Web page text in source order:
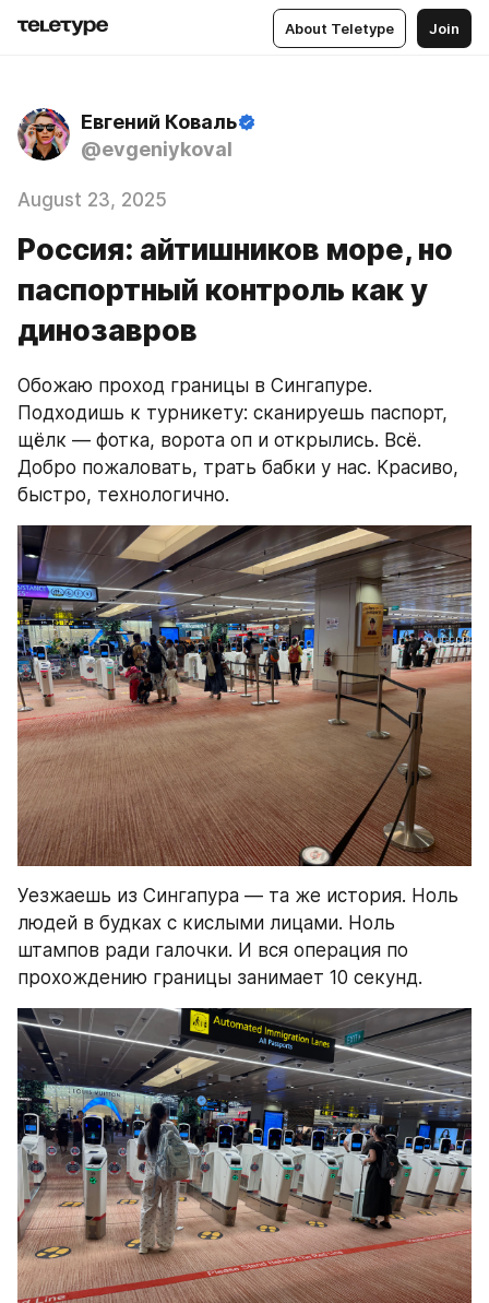
About Teletype Join
Евгений Коваль
@evgeniykoval
August 23, 2025
Россия: айтишников море, но
паспортный контроль как у
динозавров
Обожаю проход границы в Сингапуре.
Подходишь к турникету: сканируешь паспорт,
щёлк — фотка, ворота оп и открылись. Всё.
Добро пожаловать, трать бабки у нас. Красиво,
быстро, технологично.
Уезжаешь из Сингапура — та же история. Ноль
людей в будках с кислыми лицами. Ноль
штампов ради галочки. И вся операция по
прохождению границы занимает 10 секунд.